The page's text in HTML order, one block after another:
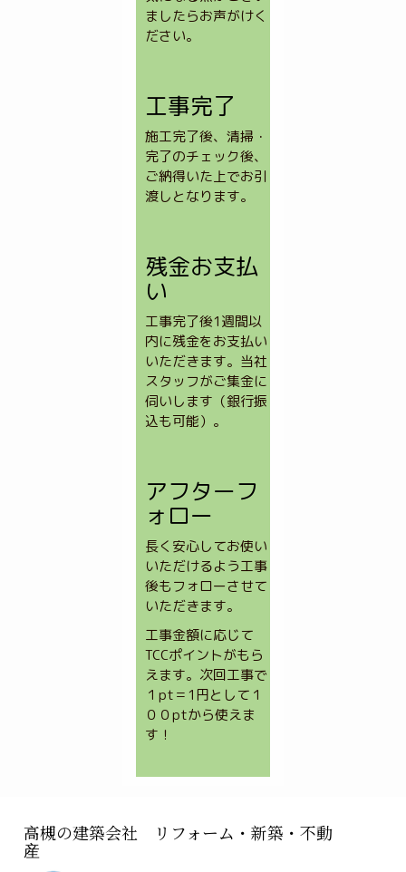
ましたらお声がけく
ださい。
工事完了
施工完了後、清掃・
完了のチェック後、
ご納得いた上でお引
渡しとなります。
残金お支払
い
工事完了後1週間以
内に残金をお支払い
いただきます。当社
スタッフがご集金に
伺いします（銀行振
込も可能）。
アフターフ
ォロー
長く安心してお使い
いただけるよう工事
後もフォローさせて
いただきます。
工事金額に応じて
TCCポイントがもら
えます。次回工事で
１pt＝1円として１
００ptから使えま
す！
高槻の建築会社 リフォーム・新築・不動
産